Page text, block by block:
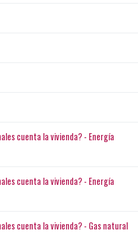
cuenta la vivienda? - Energía
cuenta la vivienda? - Energía
cuenta la vivienda? - Gas natural